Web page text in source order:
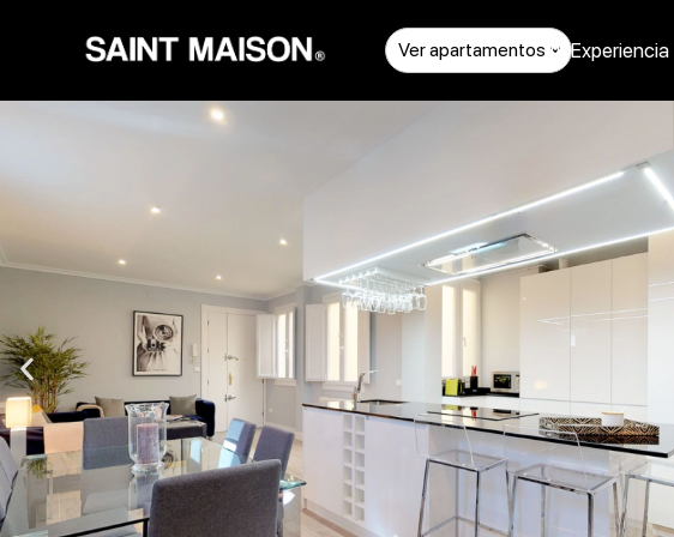
Ver apartamentos Tu Experiencia